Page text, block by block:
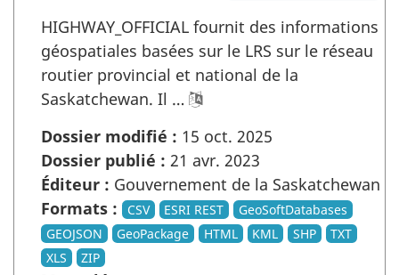
HIGHWAY_OFFICIAL fournit des informations
géospatiales basées sur le LRS sur le réseau
routier provincial et national de la
Saskatchewan. Il …
Dossier modifié : 15 oct. 2025
Dossier publié : 21 avr. 2023
Éditeur : Gouvernement de la Saskatchewan
Formats :
CSV ESRI REST
GeoSoftDatabases
GEOJSON
GeoPackage HTML KML SHP
TXT
XLS
ZIP